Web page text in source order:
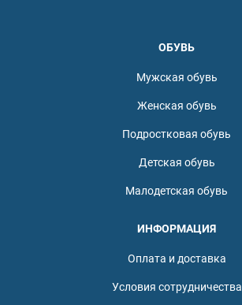
ОБУВЬ
Мужская обувь
Женская обувь
Подростковая обувь
Детская обувь
Малодетская обувь
ИНФОРМАЦИЯ
Оплата и доставка
Условия сотрудничества